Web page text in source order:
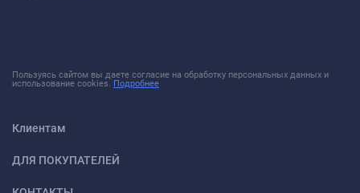
Пользуясь сайтом вы даете согласие на обработку персональных данных и
использование cookies. Подробнее
Клиентам
ДЛЯ ПОКУПАТЕЛЕЙ